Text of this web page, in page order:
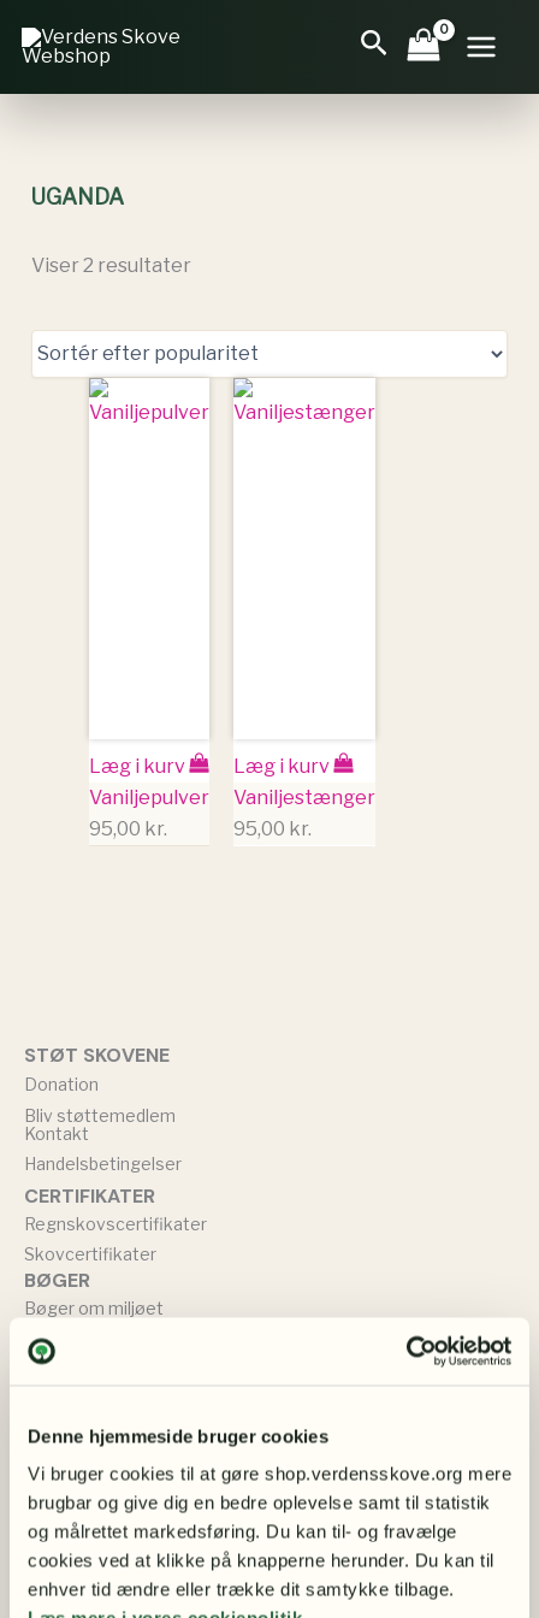
Denne hjemmeside bruger cookies
Vi bruger cookies til at gøre shop.verdensskove.org mere
brugbar og give dig en bedre oplevelse samt til statistik
og målrettet markedsføring. Du kan til- og fravælge
cookies ved at klikke på knapperne herunder. Du kan til
enhver tid ændre eller trække dit samtykke tilbage.
Søg
UGANDA
Viser 2 resultater
Læg i kurv
Vaniljepulver
95,00 kr.
Læg i kurv
Vaniljestænger
95,00 kr.
STØT SKOVENE
Donation
Bliv støttemedlem
Kontakt
Handelsbetingelser
CERTIFIKATER
Regnskovscertifikater
Skovcertifikater
BØGER
Bøger om miljøet
Bøger om naturbevarelse
TØJ & SMYKKER
Muleposer
BØRN
Bamser
Børneplakater – smukke motiver med dyr og natur
Børnebøger